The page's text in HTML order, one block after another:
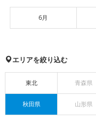
6月
エリアを絞り込む
東北 青森県
秋田県 山形県